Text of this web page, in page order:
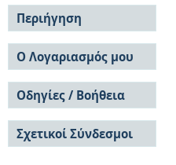
Περιήγηση
Σε όλο το DSpace
Κοινότητες & Συλλογές
Ανά Ημερομηνία
Έκδοσης
Συγγραφείς
Τίτλοι
Θέματα
Ο Λογαριασμός μου
Σύνδεση
Εγγραφή
Οδηγίες / Βοήθεια
Οδηγίες Υποβολής
Οδηγίες Χρήσης ΙΑ
Συχνές Ερωτήσεις
Σχετικοί Σύνδεσμοι